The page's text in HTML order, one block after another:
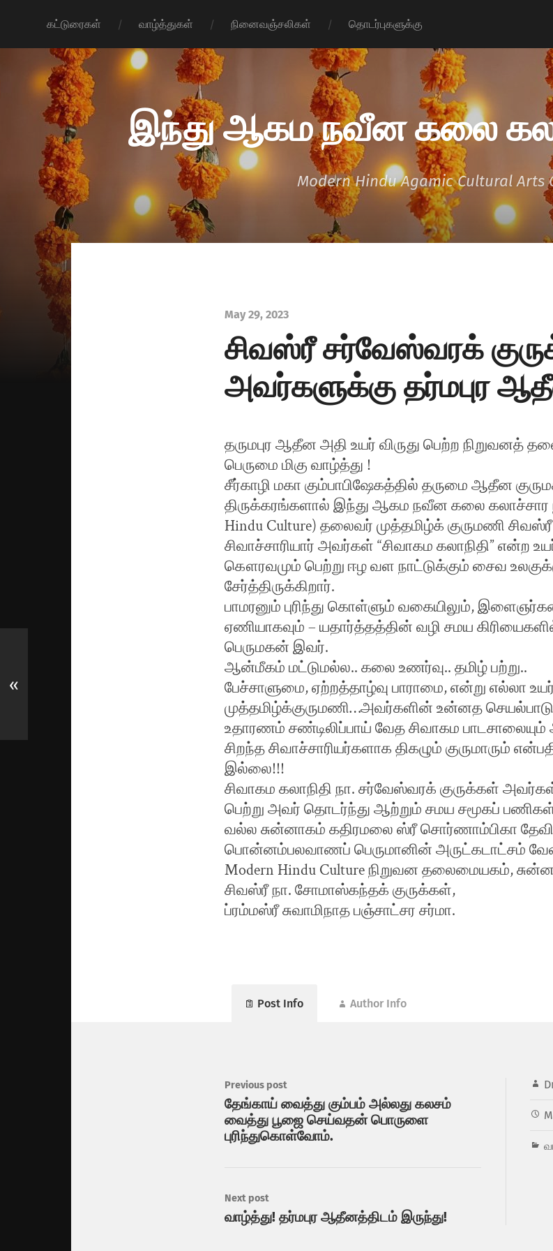
கட்டுரைகள் வாழ்த்துகள் நினைவஞ்சலிகள் தொடர்புகளுக்கு
இந்து ஆகம நவீன கலை
Modern Hindu Agamic Cultural Arts
May 29, 2023
சிவஸ்ரீ சர்வேஸ்வரக்
அவர்களுக்கு தர்மபுர
தருமபுர ஆதீன அதி உயர் விருது பெற்ற நிறுவனத்
பெருமை மிகு வாழ்த்து !
சீர்காழி மகா கும்பாபிஷேகத்தில் தருமை ஆதீன
திருக்கரங்களால் இந்து ஆகம நவீன கலை கலாச்சார
Hindu Culture) தலைவர் முத்தமிழ்க் குருமணி
சிவாச்சாரியார் அவர்கள் “சிவாகம கலாநிதி” என்ற
கௌரவமும் பெற்று ஈழ வள நாட்டுக்கும் சைவ
சேர்த்திருக்கிறார்.
பாமரனும் புரிந்து கொள்ளும் வகையிலும்,
ஏணியாகவும் – யதார்த்தத்தின் வழி சமய
பெருமகன் இவர்.
ஆன்மீகம் மட்டுமல்ல.. கலை உணர்வு.. தமிழ் பற்று..
பேச்சாளுமை, ஏற்றத்தாழ்வு பாராமை, என்று எல்லா
முத்தமிழ்க்குருமணி…அவர்களின் உன்னத
உதாரணம் சண்டிலிப்பாய் வேத சிவாகம பாடசாலையும்
சிறந்த சிவாச்சாரியர்களாக திகழும் குருமாரும்
இல்லை!!!
சிவாகம கலாநிதி நா. சர்வேஸ்வரக் குருக்கள்
பெற்று அவர் தொடர்ந்து ஆற்றும் சமய சமூகப்
வல்ல சுன்னாகம் கதிரமலை ஸ்ரீ சொர்ணாம்பிகா
பொன்னம்பலவாணப் பெருமானின் அருட்கடாட்சம்
Modern Hindu Culture நிறுவன தலைமையகம்,
சிவஸ்ரீ நா. சோமாஸ்கந்தக் குருக்கள்,
ப்ரம்மஸ்ரீ சுவாமிநாத பஞ்சாட்சர சர்மா.
Post Info Author Info
Previous post
தேங்காய் வைத்து கும்பம் அல்லது கலசம்
வைத்து பூஜை செய்வதன் பொருளை
புரிந்துகொள்வோம்.
Next post
வாழ்த்து! தர்மபுர ஆதீனத்திடம் இருந்து!
«